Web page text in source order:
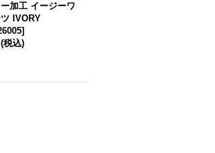
加工 イージーワ
IVORY
]
(税込)